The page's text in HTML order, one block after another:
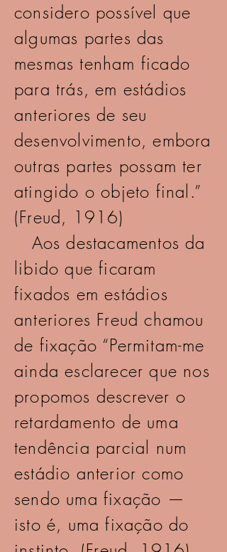
considero possível que
algumas partes das
mesmas tenham ficado
para trás, em estádios
anteriores de seu
desenvolvimento, embora
outras partes possam ter
atingido o objeto final.”
(Freud, 1916)
Aos destacamentos da
libido que ficaram
fixados em estádios
anteriores Freud chamou
de fixação “Permitam-me
ainda esclarecer que nos
propomos descrever o
retardamento de uma
tendência parcial num
estádio anterior como
sendo uma fixação —
isto é, uma fixação do